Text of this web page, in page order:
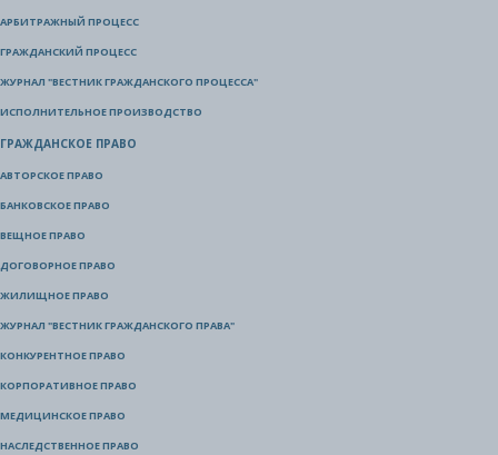
АРБИТРАЖНЫЙ ПРОЦЕСС
ГРАЖДАНСКИЙ ПРОЦЕСС
ЖУРНАЛ "ВЕСТНИК ГРАЖДАНСКОГО ПРОЦЕССА"
ИСПОЛНИТЕЛЬНОЕ ПРОИЗВОДСТВО
ГРАЖДАНСКОЕ ПРАВО
АВТОРСКОЕ ПРАВО
БАНКОВСКОЕ ПРАВО
ВЕЩНОЕ ПРАВО
ДОГОВОРНОЕ ПРАВО
ЖИЛИЩНОЕ ПРАВО
ЖУРНАЛ "ВЕСТНИК ГРАЖДАНСКОГО ПРАВА"
КОНКУРЕНТНОЕ ПРАВО
КОРПОРАТИВНОЕ ПРАВО
МЕДИЦИНСКОЕ ПРАВО
НАСЛЕДСТВЕННОЕ ПРАВО